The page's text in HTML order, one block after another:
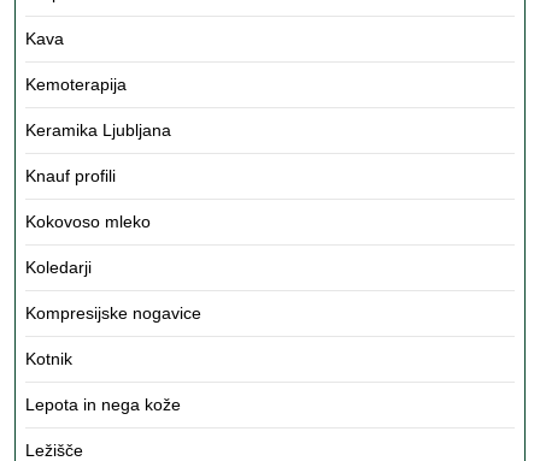
Kava
Kemoterapija
Keramika Ljubljana
Knauf profili
Kokovoso mleko
Koledarji
Kompresijske nogavice
Kotnik
Lepota in nega kože
Ležišče